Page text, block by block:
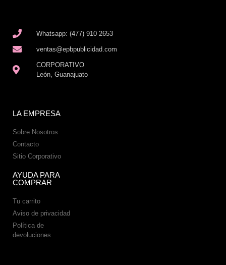
Whatsapp: (477) 910 2653
ventas@epbpublicidad.com
CORPORATIVO
León, Guanajuato
LA EMPRESA
Sobre Nosotros
Contacto
Sitio Corporativo
AYUDA PARA
COMPRAR
Tu carrito
Aviso de privacidad
Política de
devoluciones